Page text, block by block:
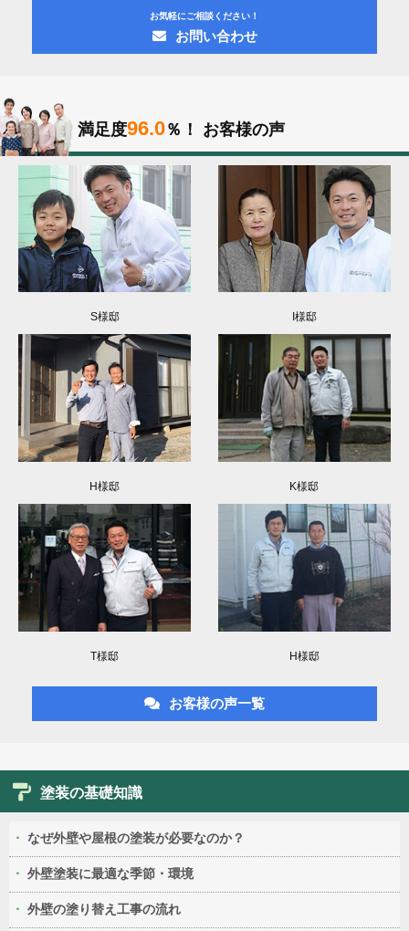
お気軽にご相談ください！
お問い合わせ
満足度96.0％！ お客様の声
S様邸 I様邸
H様邸 K様邸
T様邸 H様邸
お客様の声一覧
塗装の基礎知識
なぜ外壁や屋根の塗装が必要なのか？
外壁塗装に最適な季節・環境
外壁の塗り替え工事の流れ